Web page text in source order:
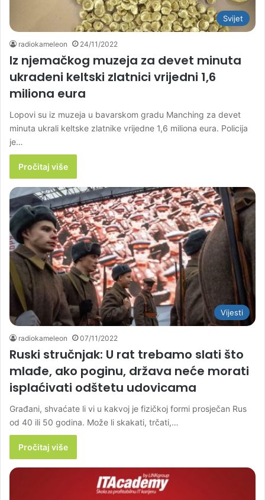
Svijet
radiokameleon 24/11/2022
Iz njemačkog muzeja za devet minuta
ukradeni keltski zlatnici vrijedni 1,6
miliona eura
Lopovi su iz muzeja u bavarskom gradu Manching za devet
minuta ukrali keltske zlatnike vrijedne 1,6 miliona eura. Policija
je…
Pročitaj više
Vijesti
radiokameleon 07/11/2022
Ruski stručnjak: U rat trebamo slati što
mlađe, ako poginu, država neće morati
isplaćivati odštetu udovicama
Građani, shvaćate li vi u kakvoj je fizičkoj formi prosječan Rus
od 40 ili 50 godina. Može li skakati, trčati,…
Pročitaj više